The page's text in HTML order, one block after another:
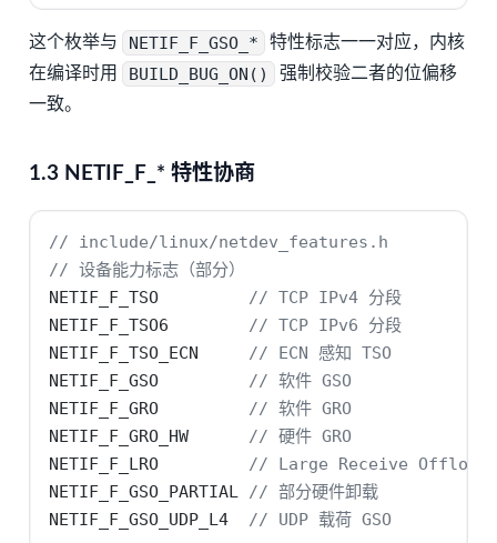
这个枚举与 NETIF_F_GSO_*
特性标志一一对应，内核
在编译时用
BUILD_BUG_ON()
强制校验二者的位偏移
一致。
1.3 NETIF_F_* 特性协商
// include/linux/netdev_features.h
// 设备能力标志（部分）
NETIF_F_TSO // TCP IPv4 分段
NETIF_F_TSO6 // TCP IPv6 分段
NETIF_F_TSO_ECN // ECN 感知 TSO
NETIF_F_GSO // 软件 GSO
NETIF_F_GRO // 软件 GRO
NETIF_F_GRO_HW // 硬件 GRO
NETIF_F_LRO // Large Receive Offload（
NETIF_F_GSO_PARTIAL // 部分硬件卸载
NETIF_F_GSO_UDP_L4 // UDP 载荷 GSO